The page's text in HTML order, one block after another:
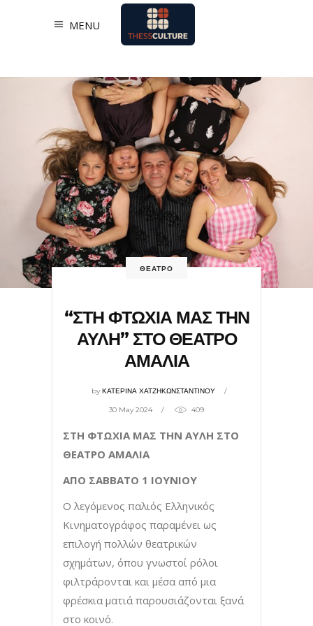
MENU
ΘΕΑΤΡΟ
“ΣΤΗ ΦΤΩΧΙΑ ΜΑΣ ΤΗΝ
ΑΥΛΗ” ΣΤΟ ΘΕΑΤΡΟ
ΑΜΑΛΙΑ
byΚΑΤΕΡΙΝΑ ΧΑΤΖΗΚΩΝΣΤΑΝΤΙΝΟΥ
30 May 2024 409
ΣΤΗ ΦΤΩΧΙΑ ΜΑΣ ΤΗΝ ΑΥΛΗ ΣΤΟ
ΘΕΑΤΡΟ ΑΜΑΛΙΑ
ΑΠΟ ΣΑΒΒΑΤΟ 1 ΙΟΥΝΙΟΥ
Ο λεγόμενος παλιός Ελληνικός
Κινηματογράφος παραμένει ως
επιλογή πολλών θεατρικών
σχημάτων, όπου γνωστοί ρόλοι
φιλτράρονται και μέσα από μια
φρέσκια ματιά παρουσιάζονται ξανά
στο κοινό.